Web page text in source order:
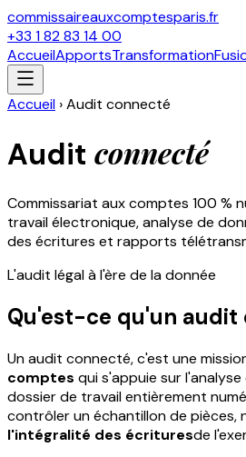
commissaireauxcomptesparis.fr
+33 1 82 83 14 00
AccueilApportsTransformation
Accueil ›Audit connecté
Audit connecté
Commissariat aux comptes 100 %
travail électronique, analyse de
des écritures et rapports
L'audit légal à l'ère de la donnée
Qu'est-ce qu'un audit
Un audit connecté, c'est une
comptes qui s'appuie sur
dossier de travail entièrement
contrôler un échantillon de pièces,
l'intégralité des écrituresde